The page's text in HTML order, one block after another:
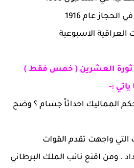
المماليك احداثاً جسام ؟ وضح
التي واجهت تقدم القوات
. ومن اقنع نائب الملك البرطاني